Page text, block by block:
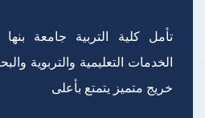
تأمل كلية التربية جامعة
الخدمات التعليمية والتربوية
خريج متميز يتمتع بأعلى